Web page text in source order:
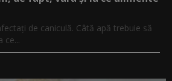
de caniculă. Câtă apă trebuie să
ce...